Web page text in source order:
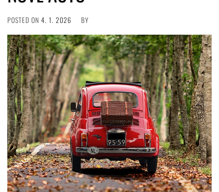
POSTED ON 4. 1. 2026 BY